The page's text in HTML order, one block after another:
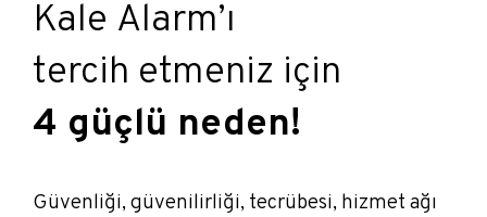
Kale Alarm’ı
tercih etmeniz için
4 güçlü neden!
Güvenliği, güvenilirliği, tecrübesi, hizmet ağı